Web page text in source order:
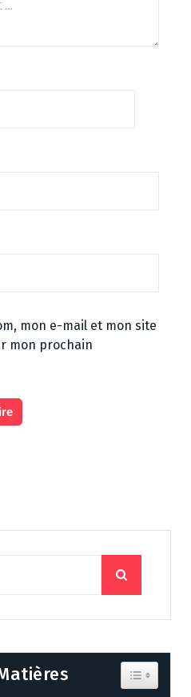
mon e-mail et mon site
mon prochain
Toggle